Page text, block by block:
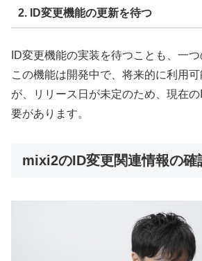
2. ID変更機能の更新を待つ
ID変更機能の実装を待つことも、一つ
この機能は開発中で、将来的に利用
が、リリース日が未定のため、現在
要があります。
mixi2のID変更関連情報の確